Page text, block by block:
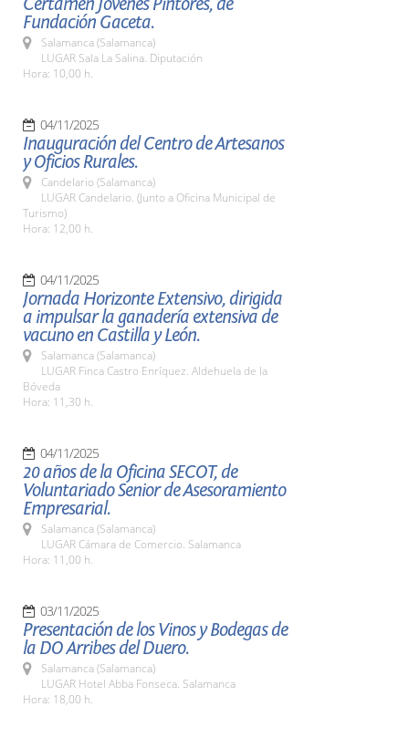
Fundación Gaceta.
Salamanca (Salamanca)
LUGAR Sala La Salina. Diputación
Hora: 10,00 h.
04/11/2025
Inauguración del Centro de Artesanos
y Oficios Rurales.
Candelario (Salamanca)
LUGAR Candelario. (Junto a Oficina Municipal de
Turismo)
Hora: 12,00 h.
04/11/2025
Jornada Horizonte Extensivo, dirigida
a impulsar la ganadería extensiva de
vacuno en Castilla y León.
Salamanca (Salamanca)
LUGAR Finca Castro Enríquez. Aldehuela de la
Bóveda
Hora: 11,30 h.
04/11/2025
20 años de la Oficina SECOT, de
Voluntariado Senior de Asesoramiento
Empresarial.
Salamanca (Salamanca)
LUGAR Cámara de Comercio. Salamanca
Hora: 11,00 h.
03/11/2025
Presentación de los Vinos y Bodegas de
la DO Arribes del Duero.
Salamanca (Salamanca)
LUGAR Hotel Abba Fonseca. Salamanca
Hora: 18,00 h.